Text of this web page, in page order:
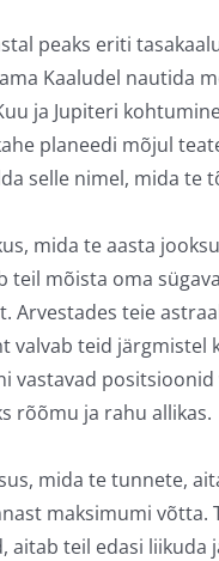
peaks eriti
Kaaludel nautida
ja Jupiteri
planeedi mõjul
selle nimel, mida te
mida te aasta
teil mõista oma
Arvestades teie
valvab teid järgmistel
vastavad positsioonid
rõõmu ja rahu allikas.
mida te tunnete,
maksimumi võtta.
aitab teil edasi liikuda